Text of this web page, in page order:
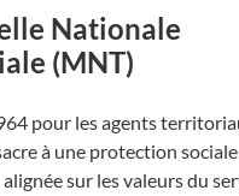
Nationale
(MNT)
pour les agents
à une protection sociale
sur les valeurs du